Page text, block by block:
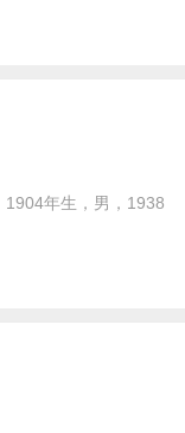
年生，男，1938